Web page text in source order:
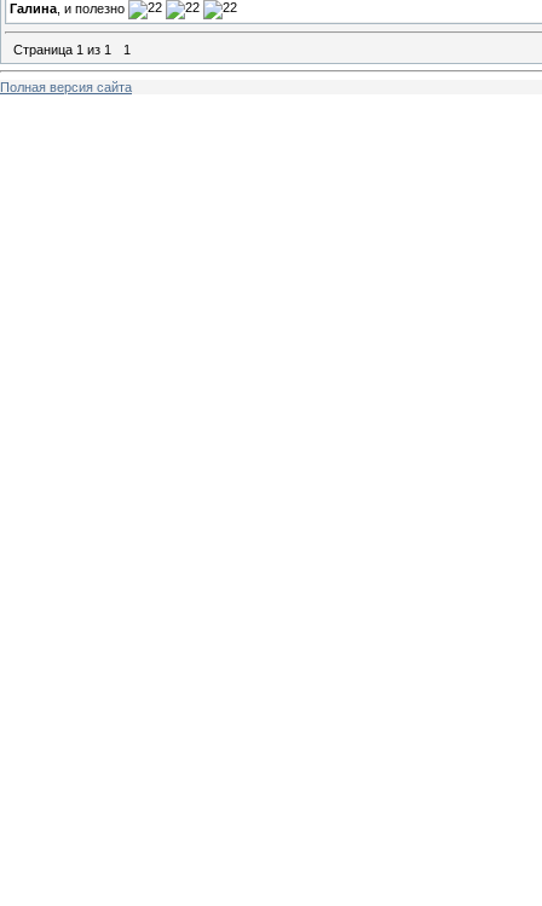
Галина , и полезно
Страница 1 из 1 1
Полная версия сайта